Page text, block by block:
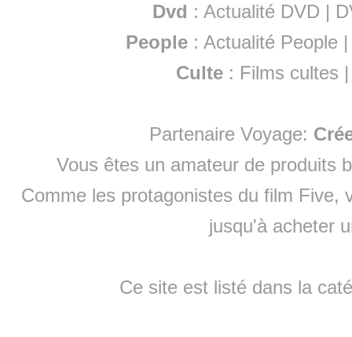
Dvd : Actualité DVD |
People :Actualité People
Culte : Films cultes
Partenaire Voyage:
Vous êtes un amateur de produits
Comme les protagonistes du film Five,
jusqu'à acheter
Ce site est listé dans la